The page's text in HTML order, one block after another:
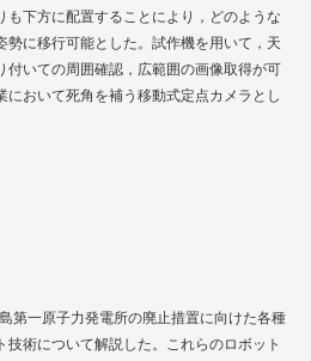
も下方に配置することにより，どのような
勢に移行可能とした。試作機を用いて，天
付いての周囲確認，広範囲の画像取得が可
おいて死角を補う移動式定点カメラとし
第一原子力発電所の廃止措置に向けた各種
術について解説した。これらのロボット